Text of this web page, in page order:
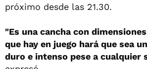
próximo desde las 21.30.
"Es una cancha con
que hay en juego hará que sea
duro e intenso pese a cualquier